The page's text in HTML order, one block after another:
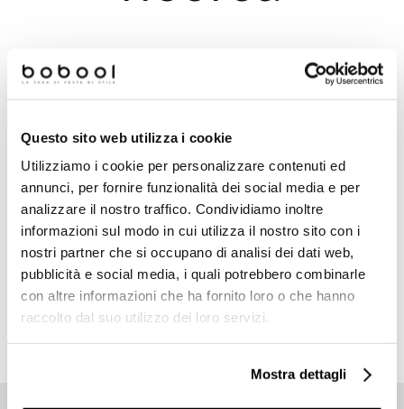
Questo sito web utilizza i cookie
Utilizziamo i cookie per personalizzare contenuti ed
annunci, per fornire funzionalità dei social media e per
analizzare il nostro traffico. Condividiamo inoltre
informazioni sul modo in cui utilizza il nostro sito con i
nostri partner che si occupano di analisi dei dati web,
pubblicità e social media, i quali potrebbero combinarle
con altre informazioni che ha fornito loro o che hanno
raccolto dal suo utilizzo dei loro servizi.
Mostra dettagli
Suggerimenti per la ricerca:
Prova a cercare un termine simile o ad usare meno
termini
Prova a cercare un termine più generico, potrai
utilizzare i filtri per migliorare i risultati della ricerca
filtri che compariranno a sinistra
TORNA ALLA HOMEPAGE